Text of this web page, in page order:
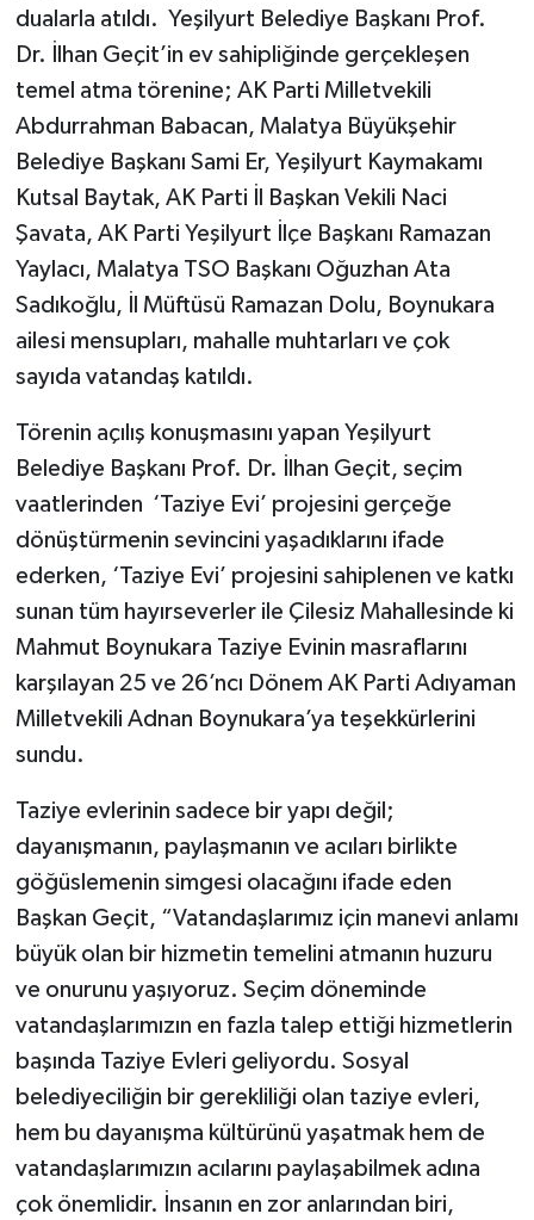
dualarla atıldı. Yeşilyurt Belediye Başkanı Prof.
Dr. İlhan Geçit’in ev sahipliğinde gerçekleşen
temel atma törenine; AK Parti Milletvekili
Abdurrahman Babacan, Malatya Büyükşehir
Belediye Başkanı Sami Er, Yeşilyurt Kaymakamı
Kutsal Baytak, AK Parti İl Başkan Vekili Naci
Şavata, AK Parti Yeşilyurt İlçe Başkanı Ramazan
Yaylacı, Malatya TSO Başkanı Oğuzhan Ata
Sadıkoğlu, İl Müftüsü Ramazan Dolu, Boynukara
ailesi mensupları, mahalle muhtarları ve çok
sayıda vatandaş katıldı.
Törenin açılış konuşmasını yapan Yeşilyurt
Belediye Başkanı Prof. Dr. İlhan Geçit, seçim
vaatlerinden ‘Taziye Evi’ projesini gerçeğe
dönüştürmenin sevincini yaşadıklarını ifade
ederken, ‘Taziye Evi’ projesini sahiplenen ve katkı
sunan tüm hayırseverler ile Çilesiz Mahallesinde ki
Mahmut Boynukara Taziye Evinin masraflarını
karşılayan 25 ve 26’ncı Dönem AK Parti Adıyaman
Milletvekili Adnan Boynukara’ya teşekkürlerini
sundu.
Taziye evlerinin sadece bir yapı değil;
dayanışmanın, paylaşmanın ve acıları birlikte
göğüslemenin simgesi olacağını ifade eden
Başkan Geçit, “Vatandaşlarımız için manevi anlamı
büyük olan bir hizmetin temelini atmanın huzuru
ve onurunu yaşıyoruz. Seçim döneminde
vatandaşlarımızın en fazla talep ettiği hizmetlerin
başında Taziye Evleri geliyordu. Sosyal
belediyeciliğin bir gerekliliği olan taziye evleri,
hem bu dayanışma kültürünü yaşatmak hem de
vatandaşlarımızın acılarını paylaşabilmek adına
çok önemlidir. İnsanın en zor anlarından biri,